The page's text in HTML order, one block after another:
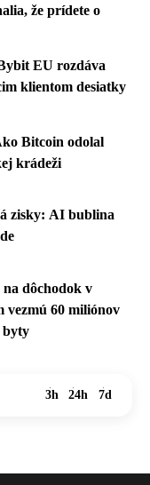
že prídete o
EU rozdáva
klientom desiatky
Bitcoin odolal
krádeži
zisky: AI bublina
dôchodok v
vezmú 60 miliónov
byty
3h 24h 7d